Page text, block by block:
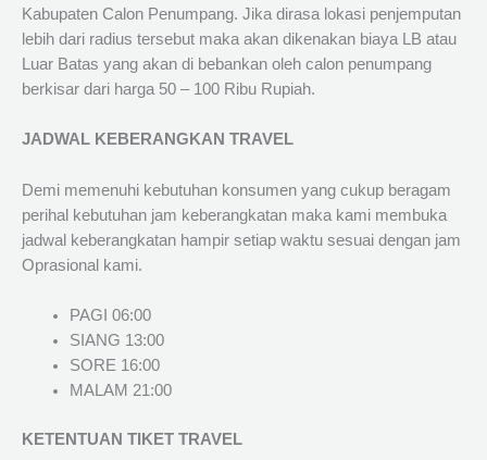
Kabupaten Calon Penumpang. Jika dirasa lokasi penjemputan
lebih dari radius tersebut maka akan dikenakan biaya LB atau
Luar Batas yang akan di bebankan oleh calon penumpang
berkisar dari harga 50 – 100 Ribu Rupiah.
JADWAL KEBERANGKAN TRAVEL
Demi memenuhi kebutuhan konsumen yang cukup beragam
perihal kebutuhan jam keberangkatan maka kami membuka
jadwal keberangkatan hampir setiap waktu sesuai dengan jam
Oprasional kami.
PAGI 06:00
SIANG 13:00
SORE 16:00
MALAM 21:00
KETENTUAN TIKET TRAVEL